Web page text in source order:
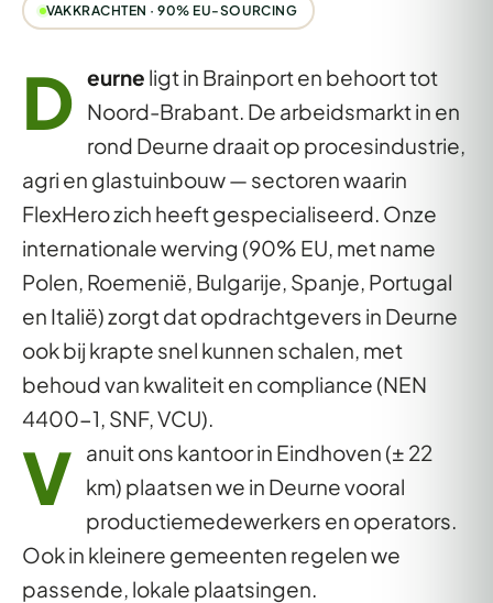
VAKKRACHTEN · 90% EU-SOURCING
D eurne ligt in Brainport en behoort tot
Noord-Brabant. De arbeidsmarkt in en
rond Deurne draait op procesindustrie,
agri en glastuinbouw — sectoren waarin
FlexHero zich heeft gespecialiseerd. Onze
internationale werving (90% EU, met name
Polen, Roemenië, Bulgarije, Spanje, Portugal
en Italië) zorgt dat opdrachtgevers in Deurne
ook bij krapte snel kunnen schalen, met
behoud van kwaliteit en compliance (NEN
4400-1, SNF, VCU).
V anuit ons kantoor in Eindhoven (± 22
km) plaatsen we in Deurne vooral
productiemedewerkers en operators.
Ook in kleinere gemeenten regelen we
passende, lokale plaatsingen.